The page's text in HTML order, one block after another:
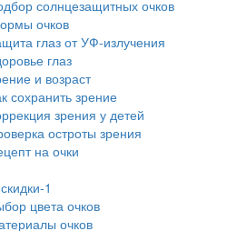
солнцезащитных очков
очков
глаз от УФ-излучения
глаз
и возраст
сохранить зрение
зрения у детей
остроты зрения
на очки
1
цвета очков
очков